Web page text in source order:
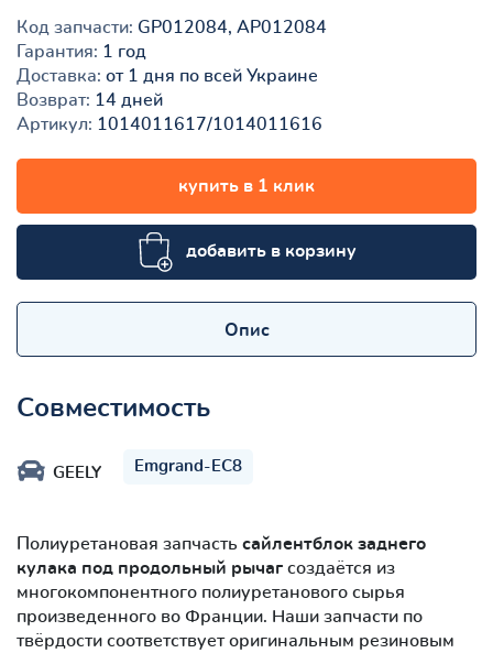
Код запчасти: GP012084, AP012084
Гарантия: 1 год
Доставка: от 1 дня по всей Украине
Возврат: 14 дней
Артикул: 1014011617/1014011616
купить в 1 клик
добавить в корзину
Опис
Совместимость
GEELY Emgrand-EC8
Полиуретановая запчасть сайлентблок заднего
кулака под продольный рычаг создаётся из
многокомпонентного полиуретанового сырья
произведенного во Франции. Наши запчасти по
твёрдости соответствует оригинальным резиновым